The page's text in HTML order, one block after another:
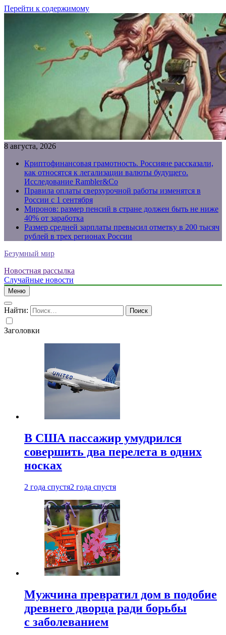
Перейти к содержимому
8 августа, 2026
Криптофинансовая грамотность. Россияне рассказали,
как относятся к легализации валюты будущего.
Исследование Rambler&Co
Правила оплаты сверхурочной работы изменятся в
России с 1 сентября
Миронов: размер пенсий в стране должен быть не ниже
40% от заработка
Размер средней зарплаты превысил отметку в 200 тысяч
рублей в трех регионах России
Безумный мир
Новостная рассылка
Случайные новости
Меню
Найти:
Заголовки
В США пассажир умудрился
совершить два перелета в одних
носках
2 года спустя2 года спустя
Мужчина превратил дом в подобие
древнего дворца ради борьбы
с заболеванием